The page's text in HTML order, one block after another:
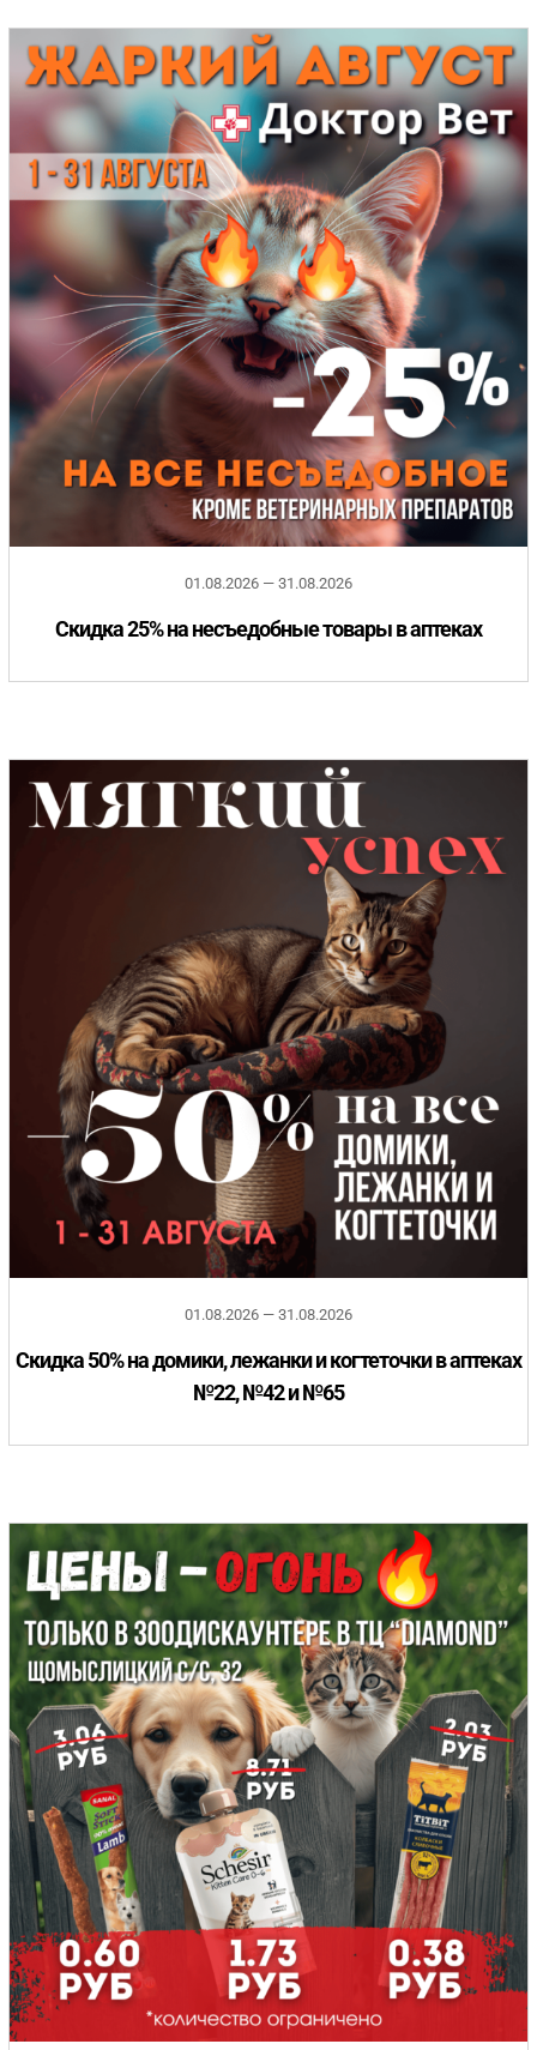
01.08.2026 — 31.08.2026
Скидка 25% на несъедобные товары в аптеках
01.08.2026 — 31.08.2026
Скидка 50% на домики, лежанки и когтеточки в аптеках
№22, №42 и №65